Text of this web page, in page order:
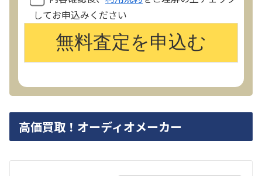
買取価格：お問合せください
してお申込みください
高価買取！オーディオメーカー